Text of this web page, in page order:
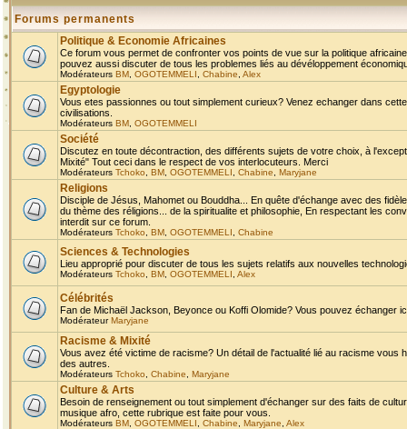
Forums permanents
Politique & Economie Africaines
Ce forum vous permet de confronter vos points de vue sur la politique
pouvez aussi discuter de tous les problemes liés au dévéloppement
Modérateurs BM OGOTEMMELI Chabine Alex
Egyptologie
Vous etes passionnes ou tout simplement curieux? Venez echanger dans
civilisations.
Modérateurs BM OGOTEMMELI
Société
Discutez en toute décontraction, des différents sujets de votre choix, à
Mixité" Tout ceci dans le respect de vos interlocuteurs. Merci
Modérateurs Tchoko BM OGOTEMMELI Chabine Maryjane
Religions
Disciple de Jésus, Mahomet ou Bouddha... En quête d'échange avec des
du thème des réligions... de la spiritualite et philosophie, En respectant les
interdit sur ce forum.
Modérateurs Tchoko BM OGOTEMMELI Chabine
Sciences & Technologies
Lieu approprié pour discuter de tous les sujets relatifs aux nouvelles
Modérateurs Tchoko BM OGOTEMMELI Alex
Célébrités
Fan de Michaël Jackson, Beyonce ou Koffi Olomide? Vous pouvez échanger
ModérateurMaryjane
Racisme & Mixité
Vous avez été victime de racisme? Un détail de l'actualité lié au racisme
des autres.
Modérateurs Tchoko Chabine Maryjane
Culture & Arts
Besoin de renseignement ou tout simplement d'échanger sur des faits de
musique afro, cette rubrique est faite pour vous.
Modérateurs BM OGOTEMMELI Chabine Maryjane Alex